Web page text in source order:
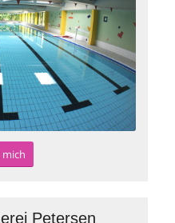
mich
Petersen